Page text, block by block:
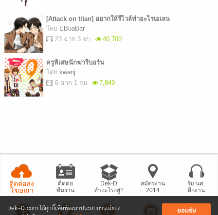
Dek-D.com ใช้คุกกี้เพื่อพัฒนาประสบการณ์ของ
ยอมรับ
[Attack on titan] อยากให้รีไวล์ทำอะไรเอเลน
โดย EBuaBar
23 ฉาก 3 จบ
40,700
ครูพิเศษนักฆ่ารีบอร์น
โดย kwanj
6 ฉาก 1 จบ
7,849
ติดต่อลง
โฆษณา
ติดต่อ
ทีมงาน
Dek-D
ทำอะไรอยู่?
สมัครงาน
2014
รับ นศ.
ฝึกงาน